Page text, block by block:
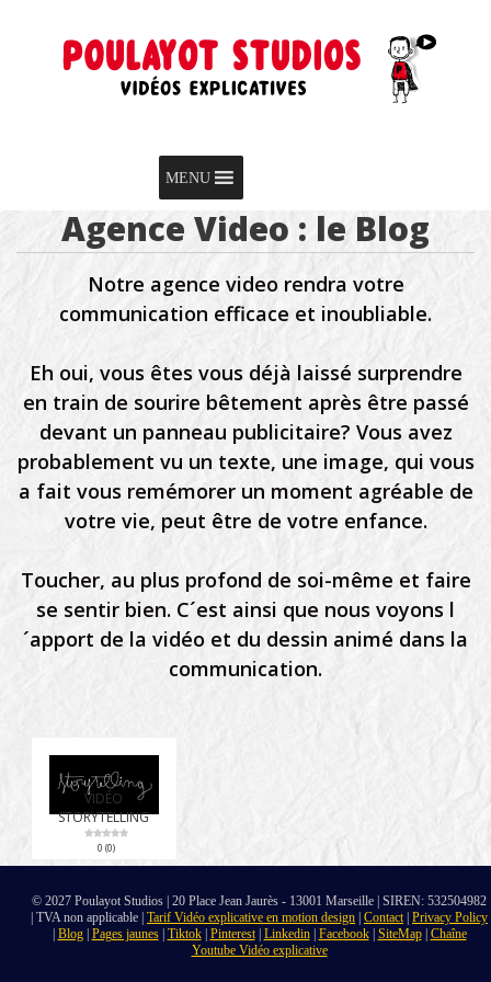
Menu
Skip to content
MENU
Agence Video : le Blog
Notre agence video rendra votre
communication efficace et inoubliable.
Eh oui, vous êtes vous déjà laissé surprendre
en train de sourire bêtement après être passé
devant un panneau publicitaire? Vous avez
probablement vu un texte, une image, qui vous
a fait vous remémorer un moment agréable de
votre vie, peut être de votre enfance.
Toucher, au plus profond de soi-même et faire
se sentir bien. C´est ainsi que nous voyons l
´apport de la vidéo et du dessin animé dans la
communication.
VIDÉO
STORYTELLING
0 (0)
© 2027 Poulayot Studios | 20 Place Jean Jaurès - 13001 Marseille | SIREN: 532504982
| TVA non applicable | Tarif Vidéo explicative en motion design Contact| Privacy Policy
Blog| Pages jaunes| Tiktok| Pinterest| Linkedin| Facebook| SiteMap| Chaîne
Youtube Vidéo explicative